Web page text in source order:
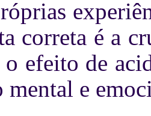
correta é a
efeito de
mental e